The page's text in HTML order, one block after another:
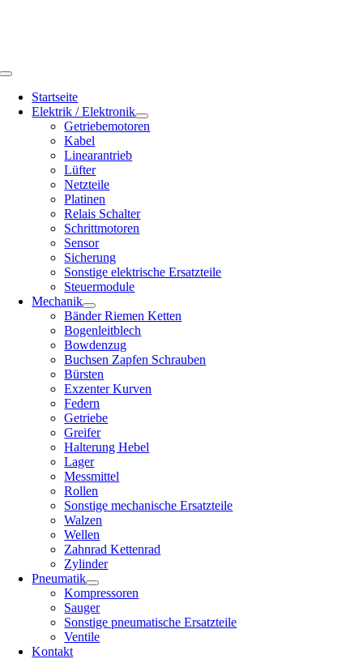
Toggle
NavigationStartseite
Elektrik / Elektronik
Getriebemotoren
Kabel
Linearantrieb
Lüfter
Netzteile
Platinen
Relais Schalter
Schrittmotoren
Sensor
Sicherung
Sonstige elektrische Ersatzteile
Steuermodule
Mechanik
Bänder Riemen Ketten
Bogenleitblech
Bowdenzug
Buchsen Zapfen Schrauben
Bürsten
Exzenter Kurven
Federn
Getriebe
Greifer
Halterung Hebel
Lager
Messmittel
Rollen
Sonstige mechanische Ersatzteile
Walzen
Wellen
Zahnrad Kettenrad
Zylinder
Pneumatik
Kompressoren
Sauger
Sonstige pneumatische Ersatzteile
Ventile
Kontakt